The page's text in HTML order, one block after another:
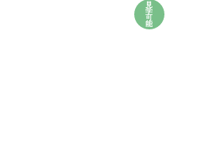
見
学
可
能